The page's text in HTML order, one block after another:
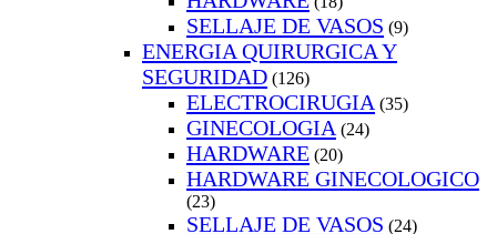
SELLAJE DE VASOS (9)
ENERGIA QUIRURGICA Y
SEGURIDAD (126)
ELECTROCIRUGIA (35)
GINECOLOGIA (24)
HARDWARE (20)
HARDWARE GINECOLOGICO
(23)
SELLAJE DE VASOS (24)